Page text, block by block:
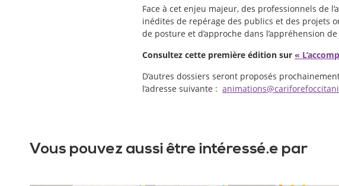
Face à cet enjeu majeur, des professionnels de
inédites de repérage des publics et des projets
de posture et d’approche dans l’appréhension
Consultez cette première édition sur «
D’autres dossiers seront proposés
l’adresse suivante :
Vous pouvez aussi être intéressé.e par